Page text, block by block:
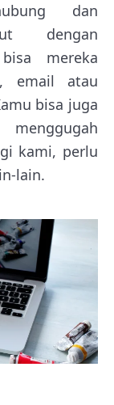
dan
dengan
mereka
email atau
bisa juga
kami, perlu
lain.